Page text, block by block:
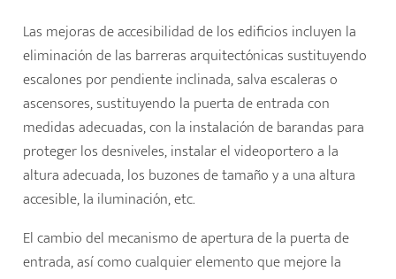
Las mejoras de accesibilidad de los edificios incluyen la
eliminación de las barreras arquitectónicas sustituyendo
escalones por pendiente inclinada, salva escaleras o
ascensores, sustituyendo la puerta de entrada con
medidas adecuadas, con la instalación de barandas para
proteger los desniveles, instalar el videoportero a la
altura adecuada, los buzones de tamaño y a una altura
accesible, la iluminación, etc.
El cambio del mecanismo de apertura de la puerta de
entrada, así como cualquier elemento que mejore la